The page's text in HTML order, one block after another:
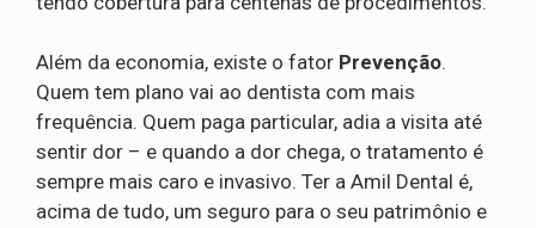
Além da economia, existe o fator Prevenção.
Quem tem plano vai ao dentista com mais
frequência. Quem paga particular, adia a visita até
sentir dor – e quando a dor chega, o tratamento é
sempre mais caro e invasivo. Ter a Amil Dental é,
acima de tudo, um seguro para o seu patrimônio e